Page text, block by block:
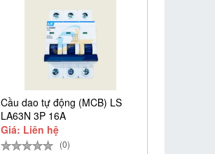
Cầu dao tự động (MCB) LS
LA63N 3P 16A
Giá: Liên hệ
(0)